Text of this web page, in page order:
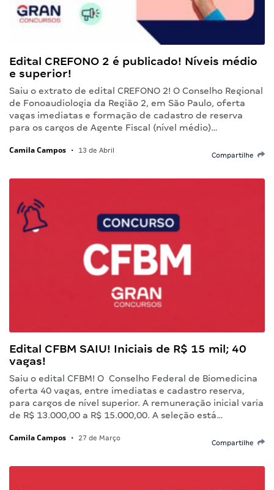
Edital CREFONO 2 é publicado! Níveis médio
e superior!
Saiu o extrato de edital CREFONO 2! O Conselho Regional
de Fonoaudiologia da Região 2, em São Paulo, oferta
vagas imediatas e formação de cadastro de reserva
para os cargos de Agente Fiscal (nível médio)…
Camila Campos • 13 de Abril
Compartilhe
Edital CFBM SAIU! Iniciais de R$ 15 mil; 40
vagas!
Saiu o edital CFBM! O Conselho Federal de Biomedicina
oferta 40 vagas, entre imediatas e cadastro reserva,
para cargos de nível superior. A remuneração inicial varia
de R$ 13.000,00 a R$ 15.000,00. A seleção está…
Camila Campos • 27 de Março
Compartilhe